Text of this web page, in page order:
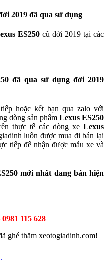
2019 đã qua sử dụng
ES250 cũ đời 2019 tại các
đã qua sử dụng đời 2019
hoặc kết bạn qua zalo với
dòng sản phẩm Lexus ES250
thực tế các dòng xe Lexus
luôn được mua đi bán lại
tiếp để nhận được mẫu xe và
mới nhất đang bán hiện
115 628
ghé thăm xeotogiadinh.com!